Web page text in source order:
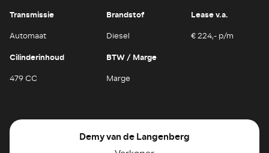
Transmissie
Automaat
Brandstof
Diesel
Lease v.a.
€ 224,- p/m
Cilinderinhoud
479 CC
BTW / Marge
Marge
Demy van de Langenberg